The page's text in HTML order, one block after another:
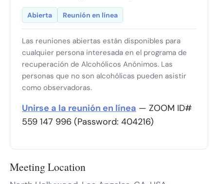
Abierta Reunión en línea
Las reuniones abiertas están disponibles para
cualquier persona interesada en el programa de
recuperación de Alcohólicos Anónimos. Las
personas que no son alcohólicas pueden asistir
como observadoras.
Unirse a la reunión en línea — ZOOM ID#
559 147 996 (Password: 404216)
Meeting Location